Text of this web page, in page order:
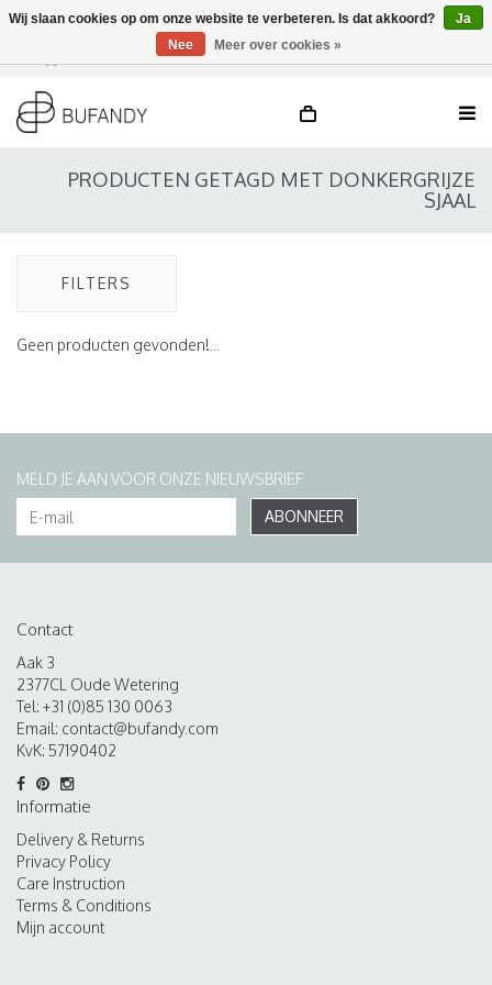
DE / EN
PRODUCTEN GETAGD MET DONKERGRIJZE
SJAAL
FILTERS
Geen producten gevonden!...
MELD JE AAN VOOR ONZE NIEUWSBRIEF
ABONNEER
Contact
Aak 3
2377CL Oude Wetering
Tel: +31 (0)85 130 0063
Email: contact@bufandy.com
KvK: 57190402
Informatie
Delivery & Returns
Privacy Policy
Care Instruction
Terms & Conditions
Mijn account
Wij slaan cookies op om onze website te verbeteren. Is dat akkoord?
Ja
Nee
Meer over cookies »